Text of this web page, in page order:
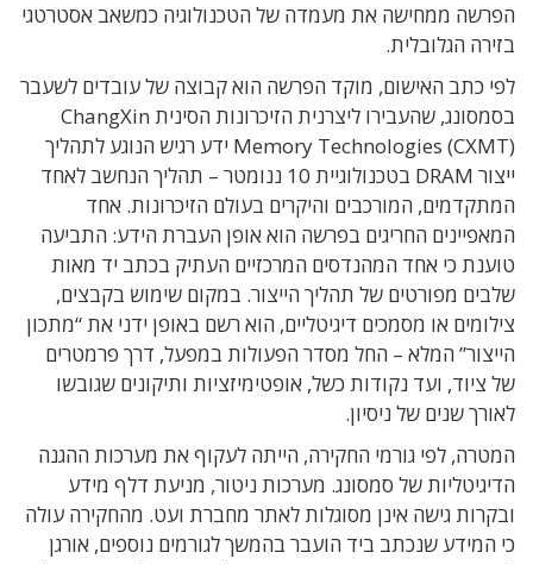
הפרשה ממחישה את מעמדה של הטכנולוגיה כמשאב אסטרטגי
בזירה הגלובלית.
לפי כתב האישום, מוקד הפרשה הוא קבוצה של עובדים לשעבר
בסמסונג, שהעבירו ליצרנית הזיכרונות הסינית ChangXin
Memory Technologies (CXMT) ידע רגיש הנוגע לתהליך
ייצור DRAM בטכנולוגיית 10 ננומטר – תהליך הנחשב לאחד
המתקדמים, המורכבים והיקרים בעולם הזיכרונות. אחד
המאפיינים החריגים בפרשה הוא אופן העברת הידע: התביעה
טוענת כי אחד המהנדסים המרכזיים העתיק בכתב יד מאות
שלבים מפורטים של תהליך הייצור. במקום שימוש בקבצים,
צילומים או מסמכים דיגיטליים, הוא רשם באופן ידני את “מתכון
הייצור” המלא – החל מסדר הפעולות במפעל, דרך פרמטרים
של ציוד, ועד נקודות כשל, אופטימיזציות ותיקונים שגובשו
לאורך שנים של ניסיון.
המטרה, לפי גורמי החקירה, הייתה לעקוף את מערכות ההגנה
הדיגיטליות של סמסונג. מערכות ניטור, מניעת דלף מידע
ובקרות גישה אינן מסוגלות לאתר מחברת ועט. מהחקירה עולה
כי המידע שנכתב ביד הועבר בהמשך לגורמים נוספים, אורגן